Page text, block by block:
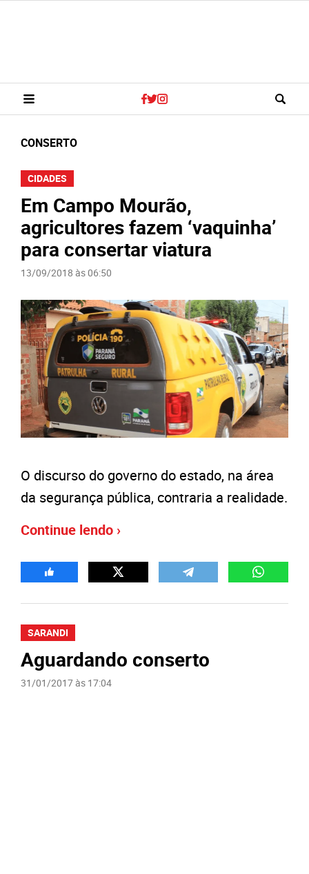
CONSERTO
CIDADES
Em Campo Mourão,
agricultores fazem ‘vaquinha’
para consertar viatura
13/09/2018 às 06:50
O discurso do governo do estado, na área
da segurança pública, contraria a realidade.
Continue lendo ›
SARANDI
Aguardando conserto
31/01/2017 às 17:04